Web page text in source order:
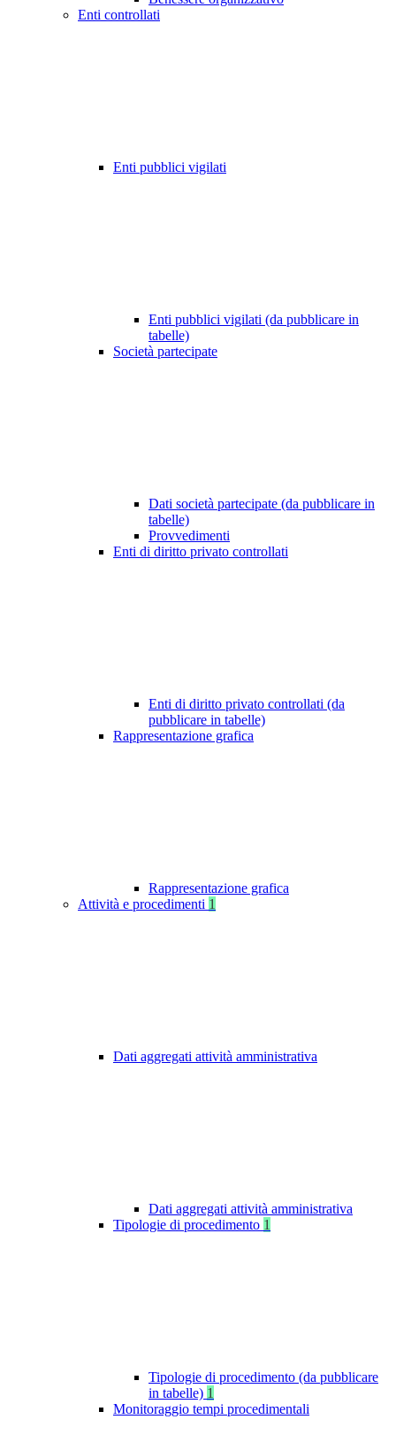
Enti controllati
Enti pubblici vigilati
Enti pubblici vigilati (da pubblicare in
tabelle)
Società partecipate
Dati società partecipate (da pubblicare in
tabelle)
Provvedimenti
Enti di diritto privato controllati
Enti di diritto privato controllati (da
pubblicare in tabelle)
Rappresentazione grafica
Rappresentazione grafica
Attività e procedimenti 1
Dati aggregati attività amministrativa
Dati aggregati attività amministrativa
Tipologie di procedimento 1
Tipologie di procedimento (da pubblicare
in tabelle) 1
Monitoraggio tempi procedimentali